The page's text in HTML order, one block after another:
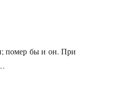
помер бы и он. При